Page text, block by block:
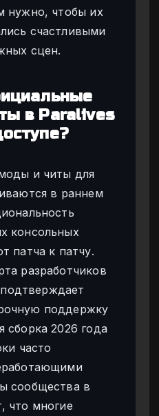
нужно, чтобы их
счастливыми
сцен.
в Paralives
и читы для
в раннем
консольных
патча к патчу.
разработчиков
поддержку
сборка 2026 года
часто
сообщества в
что многие